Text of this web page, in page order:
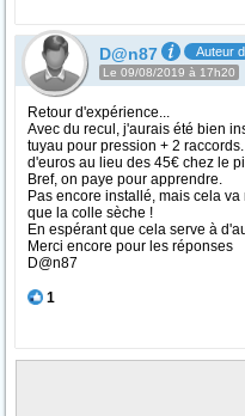
D@n87 Auteur
Le 09/08/2019 à 17h20
Retour d'expérience...
Avec du recul, j'aurais été bien
tuyau pour pression + 2
d'euros au lieu des 45€ chez le
Bref, on paye pour apprendre.
Pas encore installé, mais cela
que la colle sèche !
En espérant que cela serve à
Merci encore pour les réponses
D@n87
1